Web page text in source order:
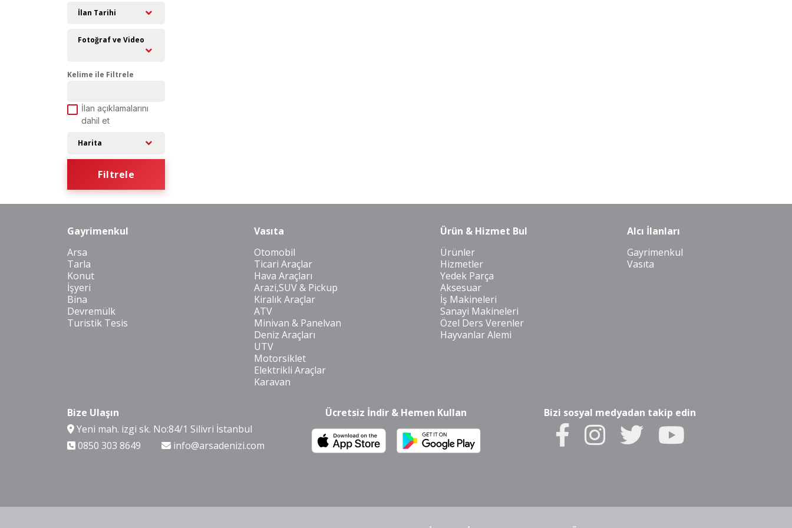
İlan Tarihi
Fotoğraf ve Video
Kelime ile Filtrele
İlan açıklamalarını
dahil et
Harita
Filtrele
Gayrimenkul
Arsa
Tarla
Konut
İşyeri
Bina
Devremülk
Turistik Tesis
Vasıta
Otomobil
Ticari Araçlar
Hava Araçları
Arazi,SUV & Pickup
Kiralık Araçlar
ATV
Minivan & Panelvan
Deniz Araçları
UTV
Motorsiklet
Elektrikli Araçlar
Karavan
Ürün & Hizmet Bul
Ürünler
Hizmetler
Yedek Parça
Aksesuar
İş Makineleri
Sanayi Makineleri
Özel Ders Verenler
Hayvanlar Alemi
Alcı İlanları
Gayrimenkul
Vasıta
Bize Ulaşın
Yeni mah. izgi sk. No:84/1 Silivri İstanbul
0850 303 8649
info@arsadenizi.com
Ücretsiz İndir & Hemen Kullan Bizi sosyal medyadan takip edin